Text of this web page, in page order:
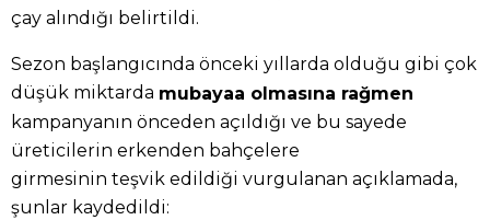
çay alındığı belirtildi.
Sezon başlangıcında önceki yıllarda olduğu gibi çok
düşük miktarda mubayaa olmasına rağmen
kampanyanın önceden açıldığı ve bu sayede
üreticilerin erkenden bahçelere
girmesinin teşvik edildiği vurgulanan açıklamada,
şunlar kaydedildi: